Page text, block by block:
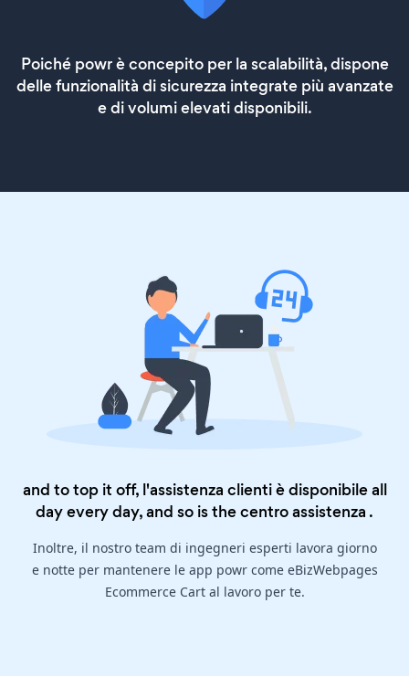
Poiché powr è concepito per la scalabilità, dispone
delle funzionalità di sicurezza integrate più avanzate
e di volumi elevati disponibili.
and to top it off, l'assistenza clienti è disponibile all
day every day, and so is thecentro assistenza .
Inoltre, il nostro team di ingegneri esperti lavora giorno
e notte per mantenere le app powr come eBizWebpages
Ecommerce Cart al lavoro per te.